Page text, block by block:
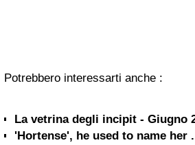
Potrebbero interessarti anche :
La vetrina degli incipit - Giugno
'Hortense', he used to name her